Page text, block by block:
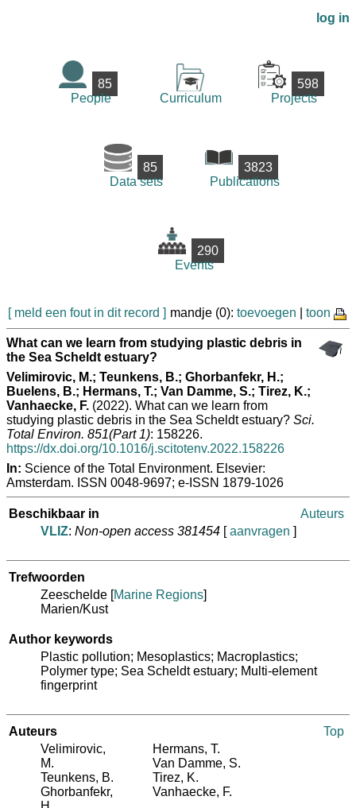
log in
85
People
Curriculum
598
Projects
85
Data sets
3823
Publications
290
Events
[ meld een fout in dit record ] mandje (0): toevoegen toon
What can we learn from studying plastic debris in
the Sea Scheldt estuary?
Velimirovic, M.; Teunkens, B.; Ghorbanfekr, H.;
Buelens, B.; Hermans, T.; Van Damme, S.; Tirez, K.;
Vanhaecke, F. (2022). What can we learn from
studying plastic debris in the Sea Scheldt estuary? Sci.
Total Environ. 851(Part 1): 158226.
https://dx.doi.org/10.1016/j.scitotenv.2022.158226
In: Science of the Total Environment. Elsevier:
Amsterdam. ISSN 0048-9697; e-ISSN 1879-1026
Beschikbaar in
Auteurs
VLIZ: Non-open access 381454 [aanvragen ]
Trefwoorden
Zeeschelde [Marine Regions]
Marien/Kust
Author keywords
Plastic pollution; Mesoplastics; Macroplastics;
Polymer type; Sea Scheldt estuary; Multi-element
fingerprint
Auteurs
Top
Velimirovic,
M.
Teunkens, B.
Ghorbanfekr,
Hermans, T.
Van Damme, S.
Tirez, K.
Vanhaecke, F.